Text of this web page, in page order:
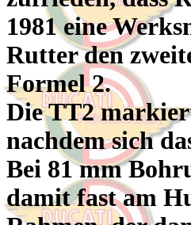
1981 eine
Rutter den
Formel 2.
Die TT2
nachdem sich
Bei 81 mm
damit fast am